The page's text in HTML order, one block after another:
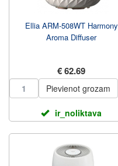
Ellia ARM-508WT Harmony
Aroma Diffuser
€ 62.69
Pievienot grozam
ir_noliktava